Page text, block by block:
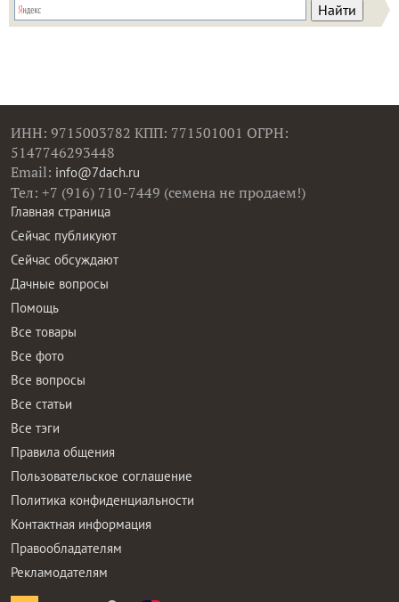
ИНН: 9715003782 КПП: 771501001 ОГРН:
5147746293448
Email: info@7dach.ru
Тел: +7 (916) 710-7449 (семена не продаем!)
Главная страница
Сейчас публикуют
Сейчас обсуждают
Дачные вопросы
Помощь
Все товары
Все фото
Все вопросы
Все статьи
Все тэги
Правила общения
Пользовательское соглашение
Политика конфиденциальности
Контактная информация
Правообладателям
Рекламодателям